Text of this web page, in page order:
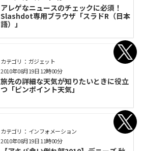
アレゲなニュースのチェックに必須！
Slashdot専用ブラウザ「スラドR（日本
語）」
カテゴリ： ガジェット
旅先の詳細な天気が知りたいときに役立
つ「ピンポイント天気」
2010年08月19日 12時00分
カテゴリ： インフォメーション
2010年08月19日 11時00分